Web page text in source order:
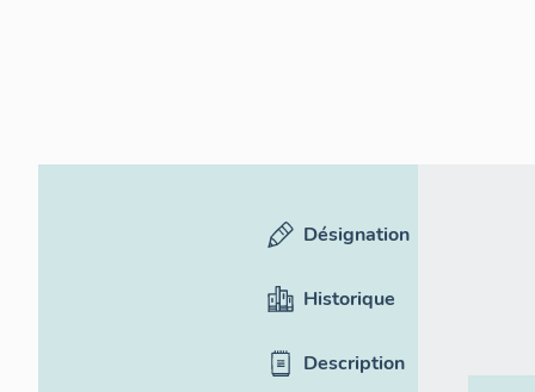
Désignation
Historique
Description